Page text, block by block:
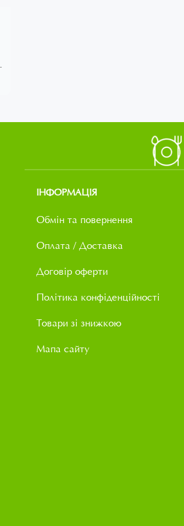
ІНФОРМАЦІЯ
Обмін та повернення
Оплата / Доставка
Договір оферти
Політика конфіденційності
Товари зі знижкою
Мапа сайту